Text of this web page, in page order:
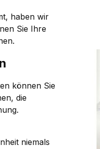
haben wir
Sie Ihre
können Sie
die
niemals